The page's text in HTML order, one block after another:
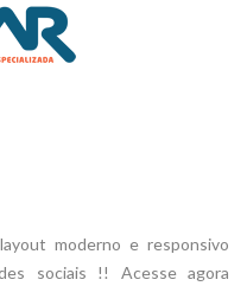
moderno e responsivo
sociais !! Acesse agora